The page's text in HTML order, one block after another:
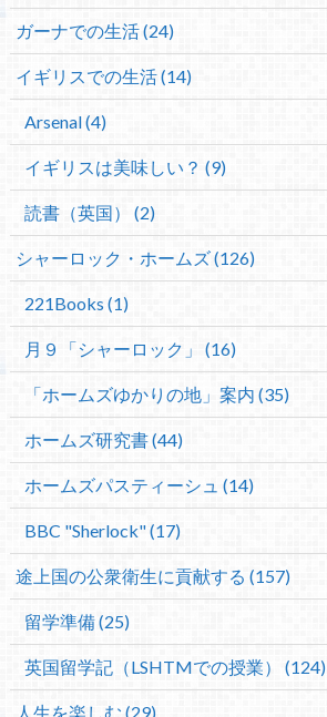
ガーナでの生活 (24)
イギリスでの生活 (14)
Arsenal (4)
イギリスは美味しい？ (9)
読書（英国） (2)
シャーロック・ホームズ (126)
221Books (1)
月９「シャーロック」 (16)
「ホームズゆかりの地」案内 (35)
ホームズ研究書 (44)
ホームズパスティーシュ (14)
BBC "Sherlock" (17)
途上国の公衆衛生に貢献する (157)
留学準備 (25)
英国留学記（LSHTMでの授業） (124)
人生を楽しむ (29)